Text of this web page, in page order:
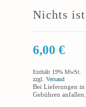
Nichts
6,00 €
Enthält 19% MwSt.
zzgl. Versand
Bei Lieferungen in
Gebühren anfallen.